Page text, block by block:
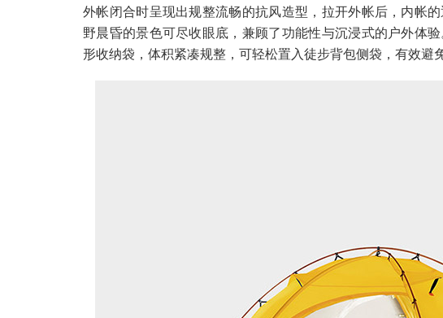
外帐闭合时呈现出规整流畅的抗风造型，拉开外帐后，内帐
野晨昏的景色可尽收眼底，兼顾了功能性与沉浸式的户外体
形收纳袋，体积紧凑规整，可轻松置入徒步背包侧袋，有效避